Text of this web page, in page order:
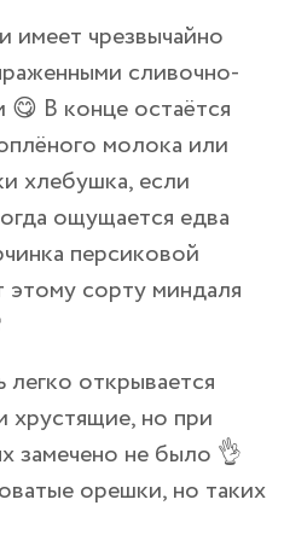
имеет чрезвычайно
сливочно-
😋 В конце остаётся
молока или
хлебушка, если
ощущается едва
персиковой
этому сорту миндаля
легко открывается
хрустящие, но при
замечено не было 👌
орешки, но таких